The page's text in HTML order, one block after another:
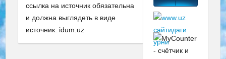
ссылка на источник обязательна
и должна выглядеть в виде
источник: idum.uz